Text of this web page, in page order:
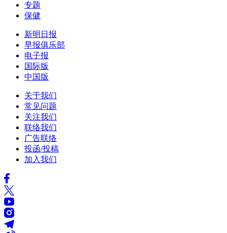
专题
保健
新明日报
早报俱乐部
电子报
国际版
中国版
关于我们
常见问题
关注我们
联络我们
广告联络
投函/投稿
加入我们